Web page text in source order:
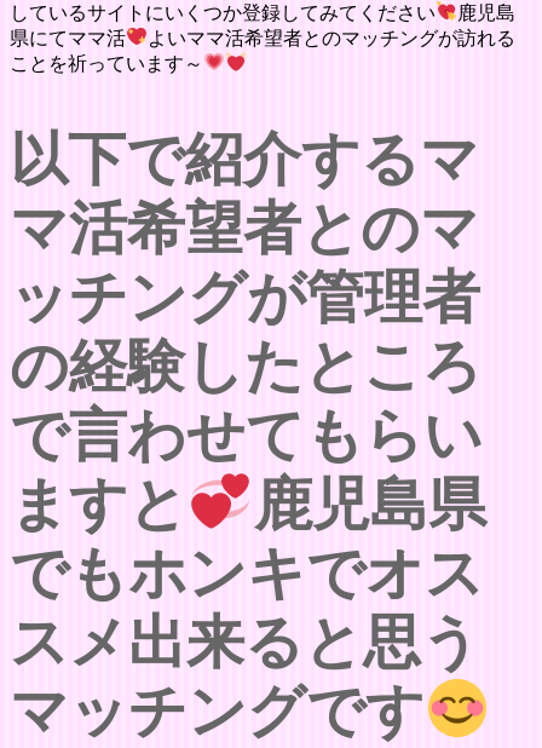
しているサイトにいくつか登録してみてください
鹿児島
県にてママ活
よいママ活希望者とのマッチングが訪れる
ことを祈っています～
以下で紹介するマ
マ活希望者とのマ
ッチングが管理者
の経験したところ
で言わせてもらい
ますと
鹿児島県
でもホンキでオス
スメ出来ると思う
マッチングです